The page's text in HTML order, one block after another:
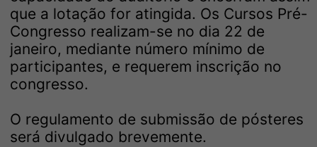
que a lotação for atingida. Os Cursos Pré-
Congresso realizam-se no dia 22 de
janeiro, mediante número mínimo de
participantes, e requerem inscrição no
congresso.
O regulamento de submissão de pósteres
será divulgado brevemente.